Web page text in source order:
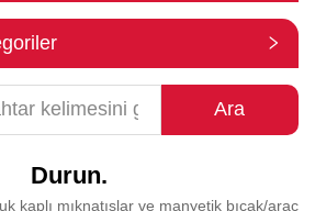
Ara
Durun.
kaplı mıknatıslar ve manyetik bıçak/araç